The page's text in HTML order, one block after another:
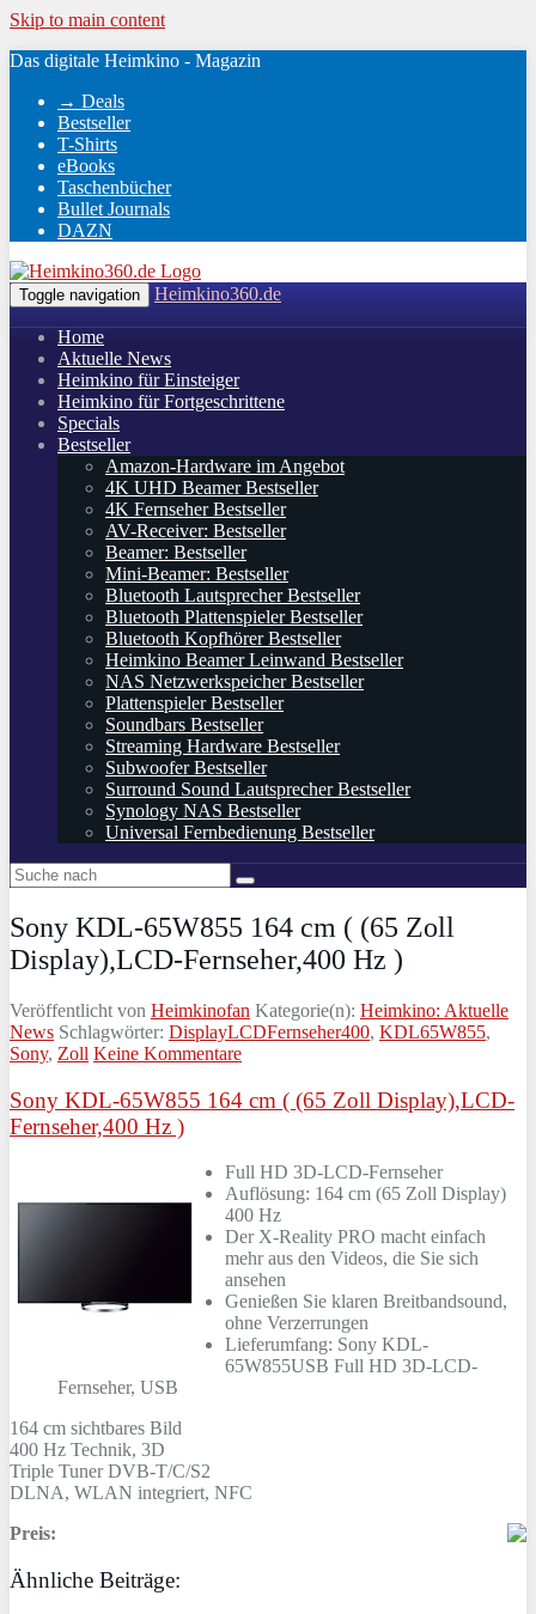
Skip to main content
Das digitale Heimkino - Magazin
→ Deals
Bestseller
T-Shirts
eBooks
Taschenbücher
Bullet Journals
DAZN
Toggle navigation Heimkino360.de
Home
Aktuelle News
Heimkino für Einsteiger
Heimkino für Fortgeschrittene
Specials
Bestseller
Amazon-Hardware im Angebot
4K UHD Beamer Bestseller
4K Fernseher Bestseller
AV-Receiver: Bestseller
Beamer: Bestseller
Mini-Beamer: Bestseller
Bluetooth Lautsprecher Bestseller
Bluetooth Plattenspieler Bestseller
Bluetooth Kopfhörer Bestseller
Heimkino Beamer Leinwand Bestseller
NAS Netzwerkspeicher Bestseller
Plattenspieler Bestseller
Soundbars Bestseller
Streaming Hardware Bestseller
Subwoofer Bestseller
Surround Sound Lautsprecher Bestseller
Synology NAS Bestseller
Universal Fernbedienung Bestseller
Sony KDL-65W855 164 cm ( (65 Zoll
Display),LCD-Fernseher,400 Hz )
Veröffentlicht von Heimkinofan Kategorie(n): Heimkino: Aktuelle
News Schlagwörter: DisplayLCDFernseher400, KDL65W855,
Sony, Zoll Keine Kommentare
Sony KDL-65W855 164 cm ( (65 Zoll Display),LCD-
Fernseher,400 Hz )
Full HD 3D-LCD-Fernseher
Auflösung: 164 cm (65 Zoll Display)
400 Hz
Der X-Reality PRO macht einfach
mehr aus den Videos, die Sie sich
ansehen
Genießen Sie klaren Breitbandsound,
ohne Verzerrungen
Lieferumfang: Sony KDL-
65W855USB Full HD 3D-LCD-
Fernseher, USB
164 cm sichtbares Bild
400 Hz Technik, 3D
Triple Tuner DVB-T/C/S2
DLNA, WLAN integriert, NFC
Preis:
Ähnliche Beiträge: